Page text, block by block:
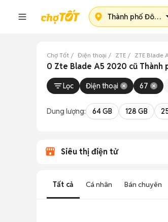
Thành phố Đông
Chợ Tốt Điện thoại ZTE ZTE Blade
0 Zte Blade A5 2020 cũ Thành
Lọc Điện thoại 67
Dung lượng: 64 GB 128 GB
Siêu thị điện tử
Tất cả Cá nhân Bán chuyên